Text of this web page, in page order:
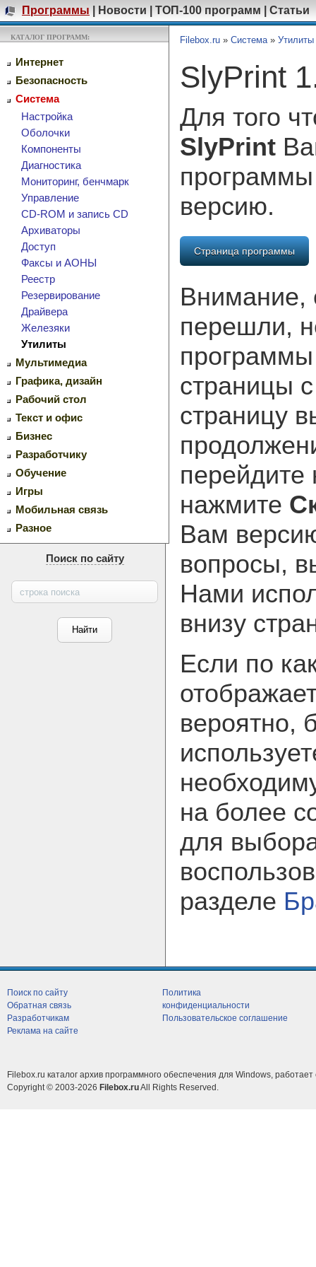
Программы Новости ТОП-100 программ Статьи
КАТАЛОГ ПРОГРАММ:
Интернет
Безопасность
Система
Настройка
Оболочки
Компоненты
Диагностика
Мониторинг, бенчмарк
Управление
CD-ROM и запись CD
Архиваторы
Доступ
Факсы и АОНЫ
Реестр
Резервирование
Драйвера
Железяки
Утилиты
Мультимедиа
Графика, дизайн
Рабочий стол
Текст и офис
Бизнес
Разработчику
Обучение
Игры
Мобильная связь
Разное
Поиск по сайту
Filebox.ru » Система» Утилиты
SlyPrint
Для того
SlyPrint
версию.
Страница программы
Внимание,
перешли,
страницы
страницу
нажмите
Вам
вопросы,
Нами
внизу
Если по
вероятно,
на более
для
разделе
Поиск по сайту
Обратная связь
Разработчикам
Реклама на сайте
Политика
конфиденциальности
Пользовательское соглашение
Filebox.ru каталог архив программного обеспечения для Windows, работает
Copyright © 2003-2026 Filebox.ruAll Rights Reserved.